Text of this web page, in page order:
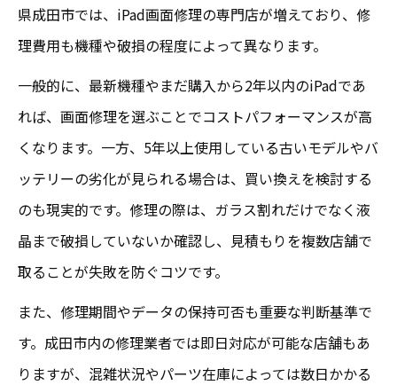
県成田市では、iPad画面修理の専門店が増えており、修
理費用も機種や破損の程度によって異なります。
一般的に、最新機種やまだ購入から2年以内のiPadであ
れば、画面修理を選ぶことでコストパフォーマンスが高
くなります。一方、5年以上使用している古いモデルやバ
ッテリーの劣化が見られる場合は、買い換えを検討する
のも現実的です。修理の際は、ガラス割れだけでなく液
晶まで破損していないか確認し、見積もりを複数店舗で
取ることが失敗を防ぐコツです。
また、修理期間やデータの保持可否も重要な判断基準で
す。成田市内の修理業者では即日対応が可能な店舗もあ
りますが、混雑状況やパーツ在庫によっては数日かかる